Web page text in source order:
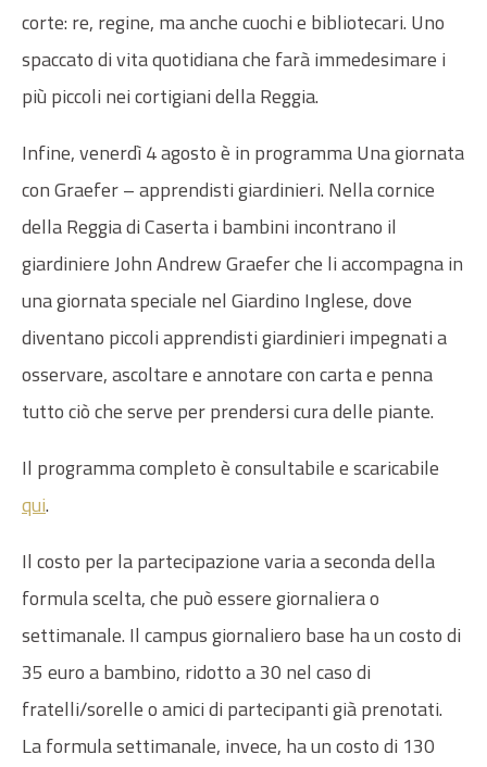
corte: re, regine, ma anche cuochi e bibliotecari. Uno
spaccato di vita quotidiana che farà immedesimare i
più piccoli nei cortigiani della Reggia.
Infine, venerdì 4 agosto è in programma Una giornata
con Graefer – apprendisti giardinieri. Nella cornice
della Reggia di Caserta i bambini incontrano il
giardiniere John Andrew Graefer che li accompagna in
una giornata speciale nel Giardino Inglese, dove
diventano piccoli apprendisti giardinieri impegnati a
osservare, ascoltare e annotare con carta e penna
tutto ciò che serve per prendersi cura delle piante.
Il programma completo è consultabile e scaricabile
qui.
Il costo per la partecipazione varia a seconda della
formula scelta, che può essere giornaliera o
settimanale. Il campus giornaliero base ha un costo di
35 euro a bambino, ridotto a 30 nel caso di
fratelli/sorelle o amici di partecipanti già prenotati.
La formula settimanale, invece, ha un costo di 130